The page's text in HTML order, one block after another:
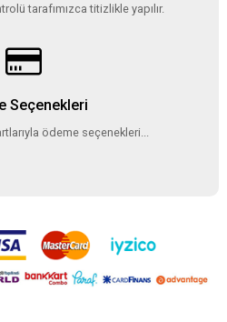
tarafımızca titizlikle yapılır.
Seçenekleri
ödeme seçenekleri...